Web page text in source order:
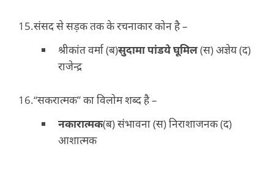
संसद से सड़क तक के रचनाकार कोन है –
श्रीकांत वर्मा (ब)सुदामा पांडये घूमिल(स) अज्ञेय (द)
राजेन्द्र
“सकरात्मक” का विलोम शब्द है –
नकारात्मक(ब) संभावना (स) निराशाजनक (द)
आशात्मक